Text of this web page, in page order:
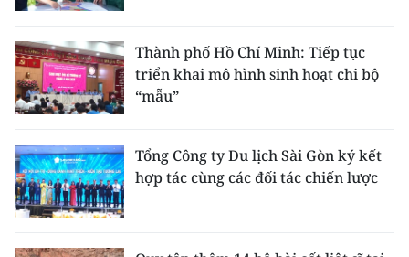
Thành phố Hồ Chí Minh: Tiếp tục
triển khai mô hình sinh hoạt chi bộ
“mẫu”
Tổng Công ty Du lịch Sài Gòn ký kết
hợp tác cùng các đối tác chiến lược